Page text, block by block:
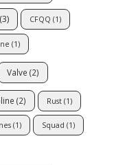
(3) CFQQ (1)
(1)
Valve (2)
(2) Rust (1)
(1) Squad (1)